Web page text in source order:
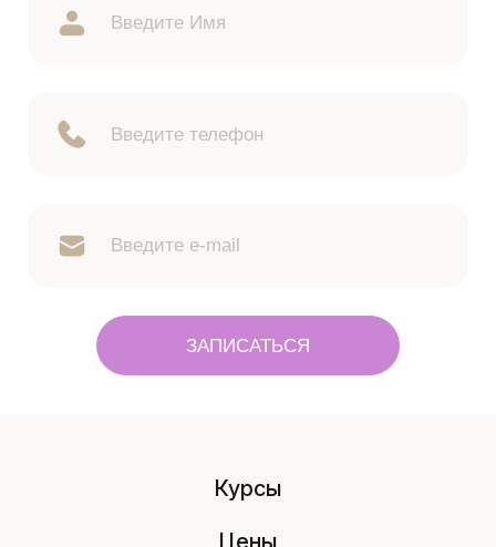
ЗАПИСАТЬСЯ
Курсы
Цены